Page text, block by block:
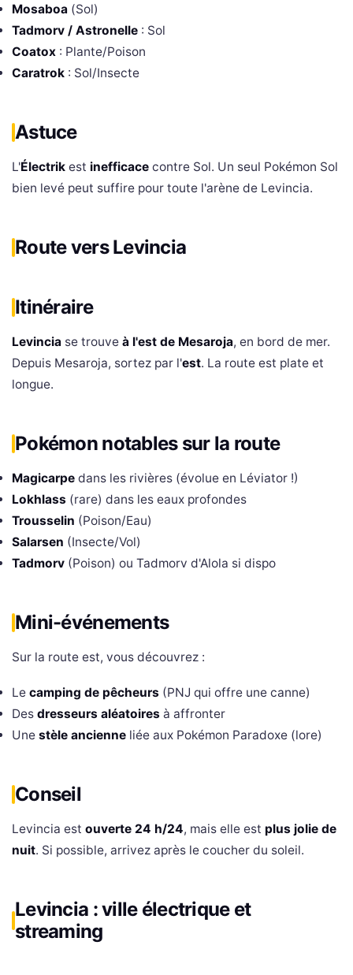
Mosaboa (Sol)
Tadmorv / Astronelle : Sol
Coatox : Plante/Poison
Caratrok : Sol/Insecte
Astuce
L'Électrik est inefficace contre Sol. Un seul Pokémon Sol
bien levé peut suffire pour toute l'arène de Levincia.
Route vers Levincia
Itinéraire
Levincia se trouve à l'est de Mesaroja, en bord de mer.
Depuis Mesaroja, sortez par l'est. La route est plate et
longue.
Pokémon notables sur la route
Magicarpe dans les rivières (évolue en Léviator !)
Lokhlass (rare) dans les eaux profondes
Trousselin (Poison/Eau)
Salarsen (Insecte/Vol)
Tadmorv (Poison) ou Tadmorv d'Alola si dispo
Mini-événements
Sur la route est, vous découvrez :
Le camping de pêcheurs (PNJ qui offre une canne)
Des dresseurs aléatoires à affronter
Une stèle ancienne liée aux Pokémon Paradoxe (lore)
Conseil
Levincia est ouverte 24 h/24, mais elle est plus jolie de
nuit. Si possible, arrivez après le coucher du soleil.
Levincia : ville électrique et
streaming